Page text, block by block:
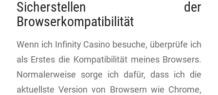
Sicherstellen der
Browserkompatibilität
Wenn ich Infinity Casino besuche, überprüfe ich
als Erstes die Kompatibilität meines Browsers.
Normalerweise sorge ich dafür, dass ich die
aktuellste Version von Browsern wie Chrome,